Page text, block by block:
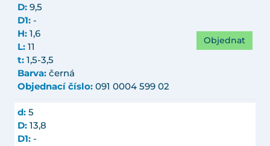
D: 9,5
D1: -
H: 1,6
L: 11
t: 1,5-3,5
Barva: černá
Objednací číslo: 091 0004 599 02
Objednat
d: 5
D: 13,8
D1: -